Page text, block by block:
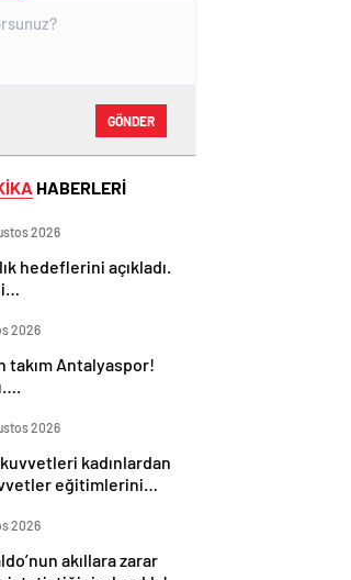
GÖNDER
HABERLERİ
2026
hedeflerini açıkladı.
2026
takım Antalyaspor!
2026
kadınlardan
eğitimlerini
2026
akıllara zarar